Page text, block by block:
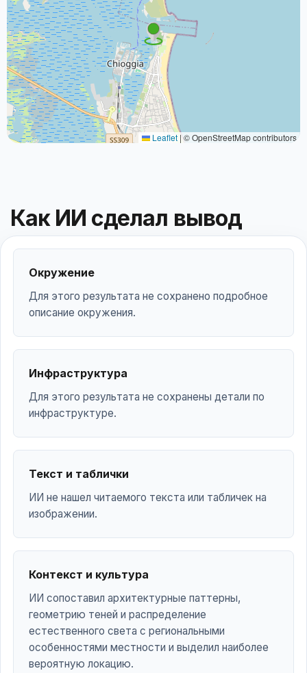
Leaflet |© OpenStreetMap contributors
Как ИИ сделал вывод
Окружение
Для этого результата не сохранено подробное
описание окружения.
Инфраструктура
Для этого результата не сохранены детали по
инфраструктуре.
Текст и таблички
ИИ не нашел читаемого текста или табличек на
изображении.
Контекст и культура
ИИ сопоставил архитектурные паттерны,
геометрию теней и распределение
естественного света с региональными
особенностями местности и выделил наиболее
вероятную локацию.